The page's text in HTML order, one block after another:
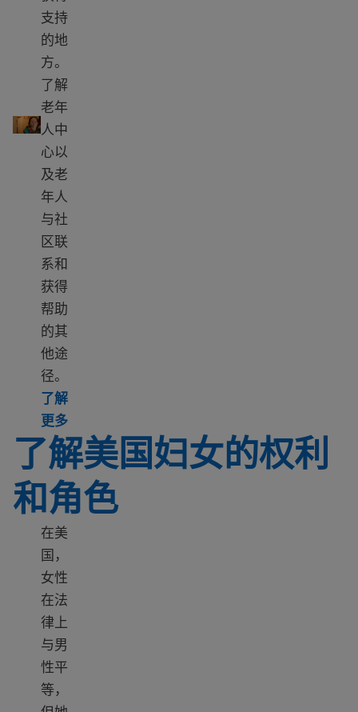
如何找到老年人中心以及老年人的其他信息
支持
的地
方。
了解
老年
人中
心以
及老
年人
与社
区联
系和
获得
帮助
的其
他途
径。
了解
更多Learn more about How to find a senior center
了解美国妇女的权利
和角色
在美
国，
女性
在法
律上
与男
性平
等，